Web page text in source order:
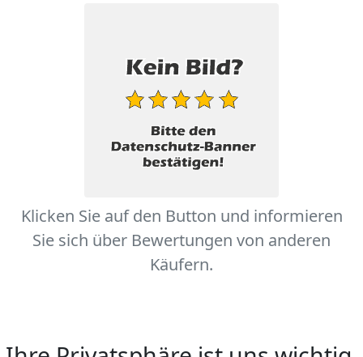
Klicken Sie auf den Button und informieren
Sie sich über Bewertungen von anderen
Käufern.